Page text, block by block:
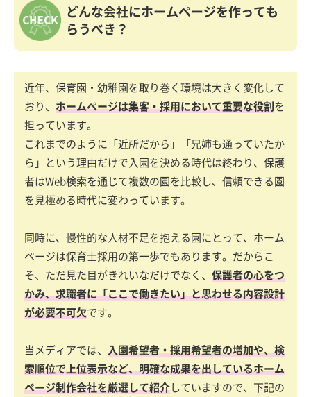
どんな会社にホームページを作っても
らうべき？
近年、保育園・幼稚園を取り巻く環境は大きく変化して
おり、 ホームページは集客・採用において重要な役割を
担っています。
これまでのように「近所だから」「兄姉も通っていたか
ら」という理由だけで入園を決める時代は終わり、保護
者はWeb検索を通じて複数の園を比較し、信頼できる園
を見極める時代に変わっています。
同時に、慢性的な人材不足を抱える園にとって、ホーム
ページは保育士採用の第一歩でもあります。だからこ
そ、ただ見た目がきれいなだけでなく、 保護者の心をつ
かみ、求職者に「ここで働きたい」と思わせる内容設計
が必要不可欠です。
当メディアでは、 入園希望者・採用希望者の増加や、検
索順位で上位表示など、明確な成果を出しているホーム
ページ制作会社を厳選して紹介していますので、下記の